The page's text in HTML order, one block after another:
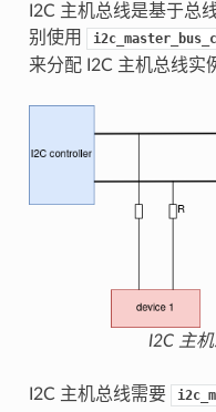
I2C 主机总线是基于总
别使用
来分配 I2C 主机总线实
I2C 主
I2C 主机总线需要